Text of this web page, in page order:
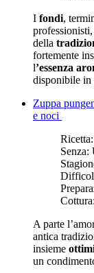
I fondi,
della
fortemente
l’essenza
disponibile in
Zuppa
e noci
Ricetta:
Senza:
Cottura:
A parte
antica
insieme
un